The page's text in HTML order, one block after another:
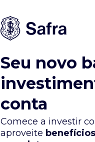
Seu novo
conta
Comece a investir
aproveite